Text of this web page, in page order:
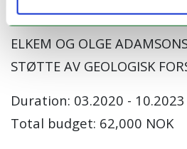
Financial/grant
ELKEM OG OLGE
STØTTE AV GEOLOGISK
Duration: 03.2020 - 10.2023
Total budget: 62,000 NOK